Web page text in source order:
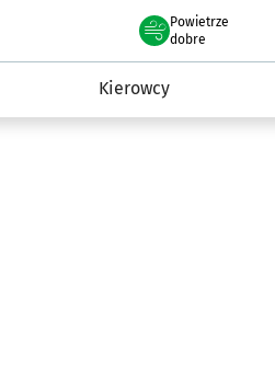
Powietrze
we Wrocławiu
dobre
Kierowcy